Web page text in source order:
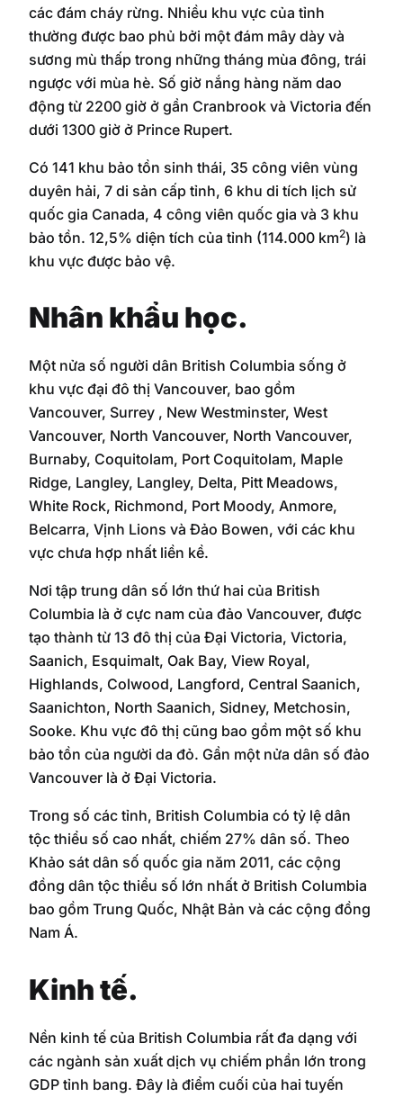
các đám cháy rừng. Nhiều khu vực của tỉnh
thường được bao phủ bởi một đám mây dày và
sương mù thấp trong những tháng mùa đông, trái
ngược với mùa hè. Số giờ nắng hàng năm dao
động từ 2200 giờ ở gần Cranbrook và Victoria đến
dưới 1300 giờ ở Prince Rupert.
Có 141 khu bảo tồn sinh thái, 35 công viên vùng
duyên hải, 7 di sản cấp tỉnh, 6 khu di tích lịch sử
quốc gia Canada, 4 công viên quốc gia và 3 khu
bảo tồn. 12,5% diện tích của tỉnh (114.000 km2) là
khu vực được bảo vệ.
Nhân khẩu học.
Một nửa số người dân British Columbia sống ở
khu vực đại đô thị Vancouver, bao gồm
Vancouver, Surrey , New Westminster, West
Vancouver, North Vancouver, North Vancouver,
Burnaby, Coquitolam, Port Coquitolam, Maple
Ridge, Langley, Langley, Delta, Pitt Meadows,
White Rock, Richmond, Port Moody, Anmore,
Belcarra, Vịnh Lions và Đảo Bowen, với các khu
vực chưa hợp nhất liền kề.
Nơi tập trung dân số lớn thứ hai của British
Columbia là ở cực nam của đảo Vancouver, được
tạo thành từ 13 đô thị của Đại Victoria, Victoria,
Saanich, Esquimalt, Oak Bay, View Royal,
Highlands, Colwood, Langford, Central Saanich,
Saanichton, North Saanich, Sidney, Metchosin,
Sooke. Khu vực đô thị cũng bao gồm một số khu
bảo tồn của người da đỏ. Gần một nửa dân số đảo
Vancouver là ở Đại Victoria.
Trong số các tỉnh, British Columbia có tỷ lệ dân
tộc thiểu số cao nhất, chiếm 27% dân số. Theo
Khảo sát dân số quốc gia năm 2011, các cộng
đồng dân tộc thiểu số lớn nhất ở British Columbia
bao gồm Trung Quốc, Nhật Bản và các cộng đồng
Nam Á.
Kinh tế.
Nền kinh tế của British Columbia rất đa dạng với
các ngành sản xuất dịch vụ chiếm phần lớn trong
GDP tỉnh bang. Đây là điểm cuối của hai tuyến